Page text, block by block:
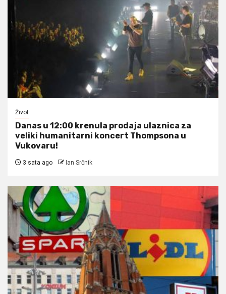
Život
Danas u 12:00 krenula prodaja ulaznica za
veliki humanitarni koncert Thompsona u
Vukovaru!
3 sata ago Ian Srčnik